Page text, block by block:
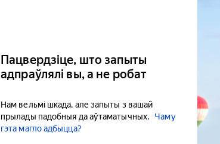
Пацвердзіце, што запыты
адпраўлялі вы, а не робат
Нам вельмі шкада, але запыты з вашай
прылады падобныя да аўтаматычных.
Чаму
гэта магло адбыцца?